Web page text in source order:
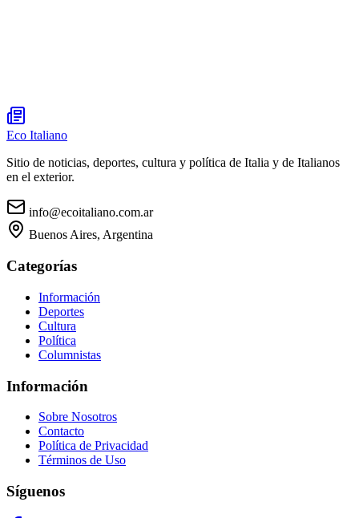
Eco Italiano
Sitio de noticias, deportes, cultura y política de Italia y de Italianos
en el exterior.
info@ecoitaliano.com.ar
Buenos Aires, Argentina
Categorías
Información
Deportes
Cultura
Política
Columnistas
Información
Sobre Nosotros
Contacto
Política de Privacidad
Términos de Uso
Síguenos